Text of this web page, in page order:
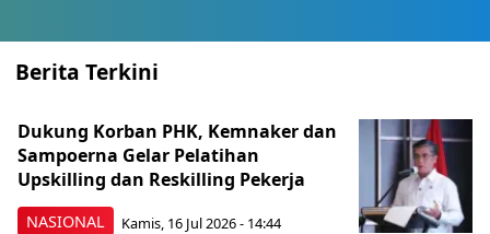
Berita Terkini
NASIONAL
Dukung Korban PHK, Kemnaker dan
Sampoerna Gelar Pelatihan
Upskilling dan Reskilling Pekerja
Kamis, 16 Jul 2026 - 14:44